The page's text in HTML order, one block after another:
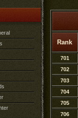
Rank
701
702
703
704
705
706